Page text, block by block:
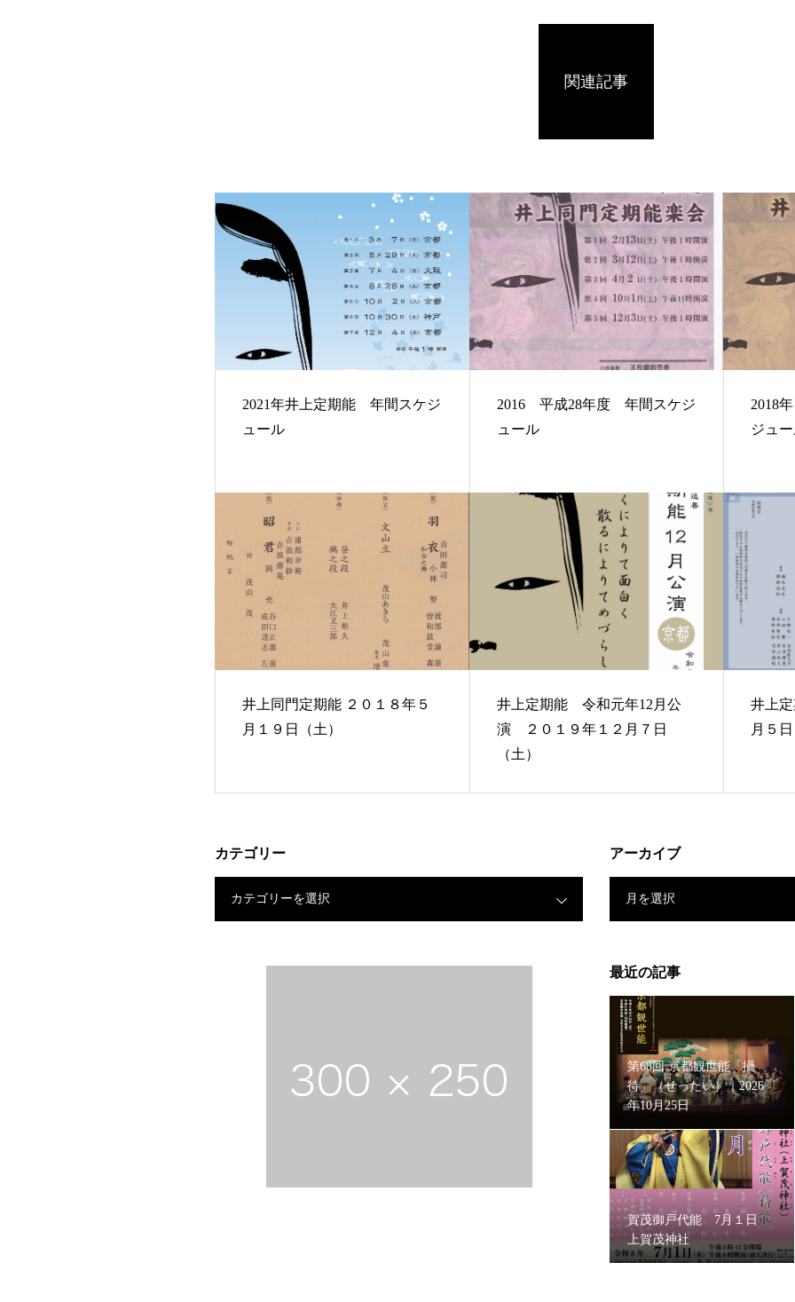
関連記事
2021年井上定期能 年間スケジ
ュール
2016 平成28年度 年間スケジ
ュール
2018
ジュ
井上同門定期能 ２０１８年５
月１９日（土）
井上定期能 令和元年12月公
演 ２０１９年１２月７日
（土）
井上
月５日
カテゴリー
カテゴリーを選択
アーカイブ
月を選択
最近の記事
第68回 京都観世能「攝
待」（せったい）｜2026
年10月25日
賀茂御戸代能 7月１日
上賀茂神社